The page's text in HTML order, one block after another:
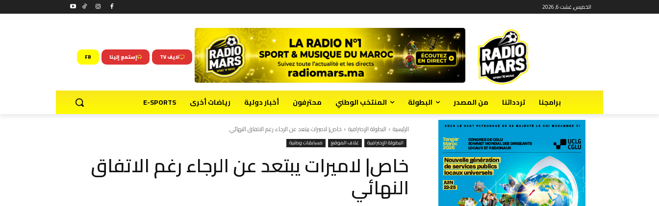
الخميس, غشت 6, 2026
لايف TV إستمع إلينا FR
برامجنا تردداتنا من المصدر البطولة المنتخب الوطني محترفون أخبار دولية رياضات أخرى E-SPORTS
الرئيسية البطولة الإحترافية خاص| لاميرات يبتعد عن الرجاء رغم الاتفاق النهائي
البطولة الإحترافية غلاف الموقع مسابقات وطنية
خاص| لاميرات يبتعد عن الرجاء رغم الاتفاق
النهائي